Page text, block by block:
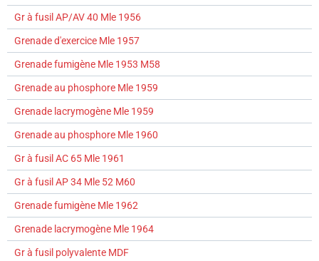
Gr à fusil AP/AV 40 Mle 1956
Grenade d'exercice Mle 1957
Grenade fumigène Mle 1953 M58
Grenade au phosphore Mle 1959
Grenade lacrymogène Mle 1959
Grenade au phosphore Mle 1960
Gr à fusil AC 65 Mle 1961
Gr à fusil AP 34 Mle 52 M60
Grenade fumigène Mle 1962
Grenade lacrymogène Mle 1964
Gr à fusil polyvalente MDF